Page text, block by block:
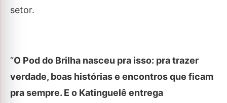
setor.
“O Pod do Brilha nasceu pra isso: pra trazer
verdade, boas histórias e encontros que ficam
pra sempre. E o Katinguelê entrega